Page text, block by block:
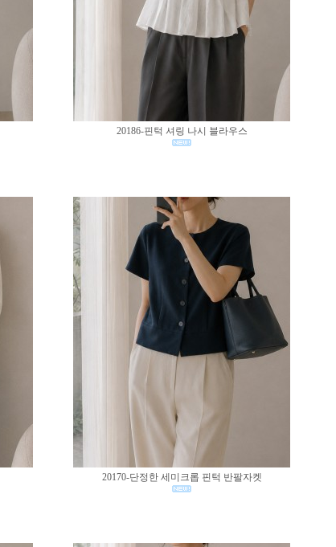
20186-핀턱 셔링 나시 블라우스
20170-단정한 세미크롭 핀턱 반팔자켓